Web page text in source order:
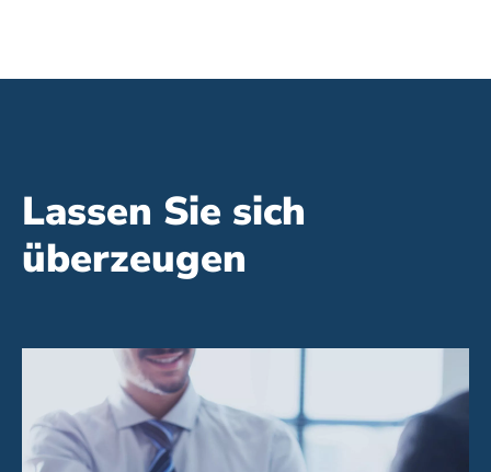
Lassen Sie sich
überzeugen